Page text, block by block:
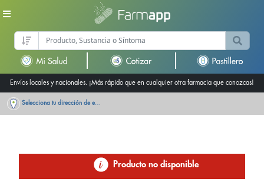
Envíos locales y nacionales. ¡Más rápido que en cualquier otra farmacia que conozcas!
Selecciona tu dirección de entrega
Producto no disponible